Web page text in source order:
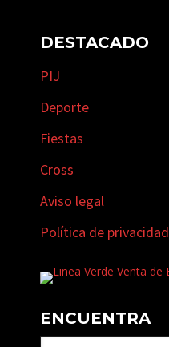
DESTACADO
PIJ
Deporte
Fiestas
Cross
Aviso legal
Política de privacidad
ENCUENTRA